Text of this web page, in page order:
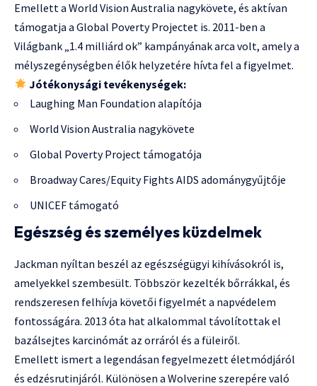
Emellett a World Vision Australia nagykövete, és aktívan
támogatja a Global Poverty Projectet is. 2011-ben a
Világbank „1.4 milliárd ok” kampányának arca volt, amely a
mélyszegénységben élők helyzetére hívta fel a figyelmet.
Jótékonysági tevékenységek:
Laughing Man Foundation alapítója
World Vision Australia nagykövete
Global Poverty Project támogatója
Broadway Cares/Equity Fights AIDS adománygyűjtője
UNICEF támogató
Egészség és személyes küzdelmek
Jackman nyíltan beszél az egészségügyi kihívásokról is,
amelyekkel szembesült. Többször kezelték bőrrákkal, és
rendszeresen felhívja követői figyelmét a napvédelem
fontosságára. 2013 óta hat alkalommal távolítottak el
bazálsejtes karcinómát az orráról és a füleiről.
Emellett ismert a legendásan fegyelmezett életmódjáról
és edzésrutinjáról. Különösen a Wolverine szerepére való